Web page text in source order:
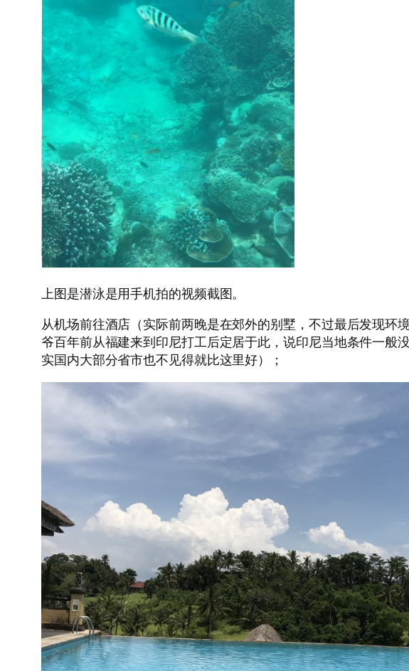
上图是潜泳是用手机拍的视频截图。
从机场前往酒店（实际前两晚是在郊外的别墅，不过最后发现环
爷百年前从福建来到印尼打工后定居于此，说印尼当地条件一般
实国内大部分省市也不见得就比这里好）；